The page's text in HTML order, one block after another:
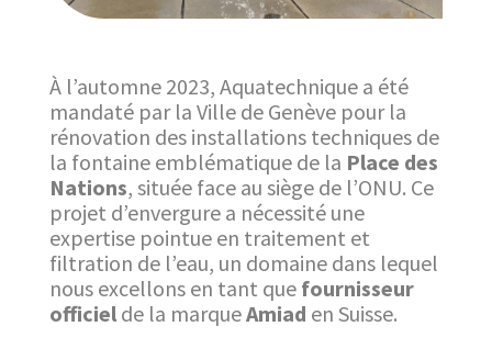
À l’automne 2023, Aquatechnique a été
mandaté par la Ville de Genève pour la
rénovation des installations techniques de
la fontaine emblématique de la Place des
Nations, située face au siège de l’ONU. Ce
projet d’envergure a nécessité une
expertise pointue en traitement et
filtration de l’eau, un domaine dans lequel
nous excellons en tant que fournisseur
officielde la marqueAmiad en Suisse.